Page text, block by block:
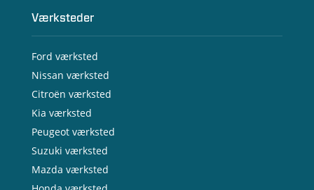
Værksteder
Ford værksted
Nissan værksted
Citroën værksted
Kia værksted
Peugeot værksted
Suzuki værksted
Mazda værksted